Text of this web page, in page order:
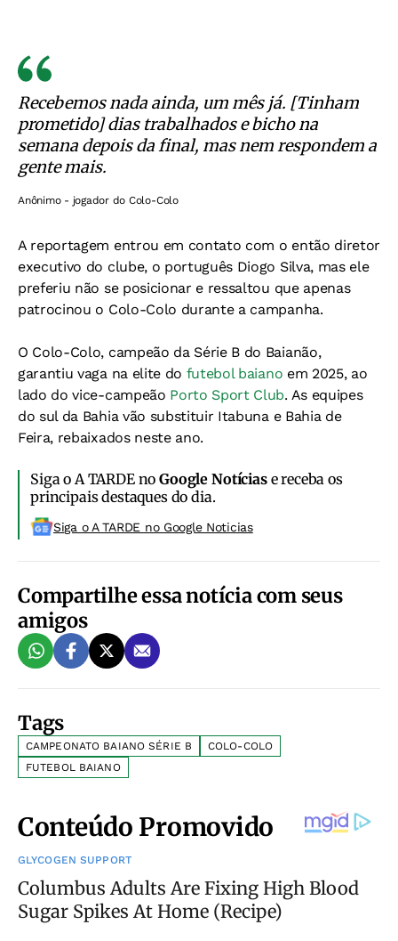
Recebemos nada ainda, um mês já. [Tinham
prometido] dias trabalhados e bicho na
semana depois da final, mas nem respondem a
gente mais.
Anônimo - jogador do Colo-Colo
A reportagem entrou em contato com o então diretor
executivo do clube, o português Diogo Silva, mas ele
preferiu não se posicionar e ressaltou que apenas
patrocinou o Colo-Colo durante a campanha.
O Colo-Colo, campeão da Série B do Baianão,
garantiu vaga na elite do futebol baiano em 2025, ao
lado do vice-campeão Porto Sport Club. As equipes
do sul da Bahia vão substituir Itabuna e Bahia de
Feira, rebaixados neste ano.
Siga o A TARDE noGoogle Notíciase receba os
principais destaques do dia.
Siga o A TARDE no Google Noticias
Compartilhe essa notícia com seus
amigos
Tags
CAMPEONATO BAIANO SÉRIE B
COLO-COLO
FUTEBOL BAIANO